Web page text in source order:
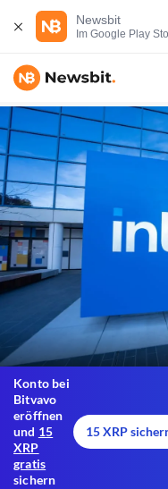
Newsbit
Im Google Play
Konto bei
Bitvavo
eröffnen
und 15
XRP
gratis
sichern
15 XRP